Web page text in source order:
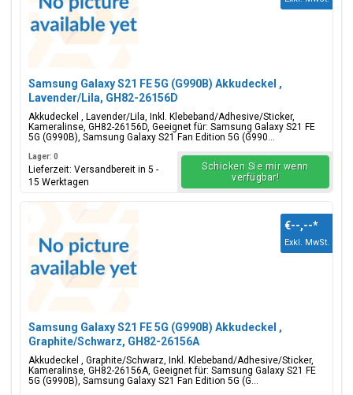
Samsung Galaxy S21 FE 5G (G990B) Akkudeckel ,
Lavender/Lila, GH82-26156D
Akkudeckel , Lavender/Lila, Inkl. Klebeband/Adhesive/Sticker,
Kameralinse, GH82-26156D, Geeignet für: Samsung Galaxy S21 FE
5G (G990B), Samsung Galaxy S21 Fan Edition 5G (G990...
Lager: 0
Lieferzeit: Versandbereit in 5 -
15 Werktagen
Schicken Sie mir wenn
verfügbar!
Samsung Galaxy S21 FE 5G (G990B) Akkudeckel ,
Graphite/Schwarz, GH82-26156A
Akkudeckel , Graphite/Schwarz, Inkl. Klebeband/Adhesive/Sticker,
Kameralinse, GH82-26156A, Geeignet für: Samsung Galaxy S21 FE
5G (G990B), Samsung Galaxy S21 Fan Edition 5G (G...
€--,--*
Exkl. MwSt.